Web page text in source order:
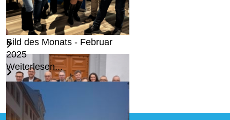
Bild des Monats - Februar
2025
Weiterlesen...